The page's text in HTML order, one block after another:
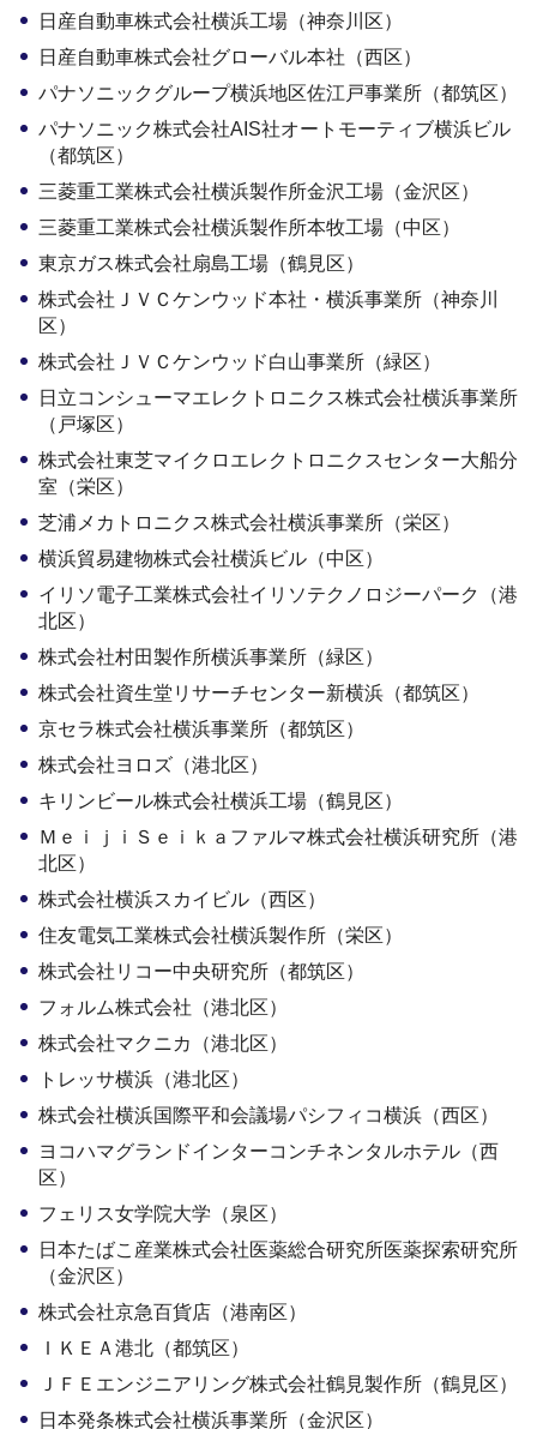
日産自動車株式会社横浜工場（神奈川区）
日産自動車株式会社グローバル本社（西区）
パナソニックグループ横浜地区佐江戸事業所（都筑区）
パナソニック株式会社AIS社オートモーティブ横浜ビル
（都筑区）
三菱重工業株式会社横浜製作所金沢工場（金沢区）
三菱重工業株式会社横浜製作所本牧工場（中区）
東京ガス株式会社扇島工場（鶴見区）
株式会社ＪＶＣケンウッド本社・横浜事業所（神奈川
区）
株式会社ＪＶＣケンウッド白山事業所（緑区）
日立コンシューマエレクトロニクス株式会社横浜事業所
（戸塚区）
株式会社東芝マイクロエレクトロニクスセンター大船分
室（栄区）
芝浦メカトロニクス株式会社横浜事業所（栄区）
横浜貿易建物株式会社横浜ビル（中区）
イリソ電子工業株式会社イリソテクノロジーパーク（港
北区）
株式会社村田製作所横浜事業所（緑区）
株式会社資生堂リサーチセンター新横浜（都筑区）
京セラ株式会社横浜事業所（都筑区）
株式会社ヨロズ（港北区）
キリンビール株式会社横浜工場（鶴見区）
ＭｅｉｊｉＳｅｉｋａファルマ株式会社横浜研究所（港
北区）
株式会社横浜スカイビル（西区）
住友電気工業株式会社横浜製作所（栄区）
株式会社リコー中央研究所（都筑区）
フォルム株式会社（港北区）
株式会社マクニカ（港北区）
トレッサ横浜（港北区）
株式会社横浜国際平和会議場パシフィコ横浜（西区）
ヨコハマグランドインターコンチネンタルホテル（西
区）
フェリス女学院大学（泉区）
日本たばこ産業株式会社医薬総合研究所医薬探索研究所
（金沢区）
株式会社京急百貨店（港南区）
ＩＫＥＡ港北（都筑区）
ＪＦＥエンジニアリング株式会社鶴見製作所（鶴見区）
日本発条株式会社横浜事業所（金沢区）